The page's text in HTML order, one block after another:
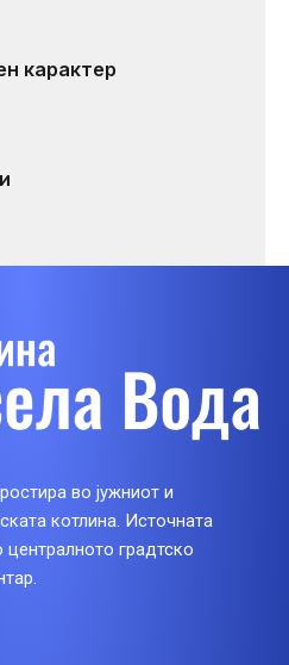
карактер
во јужниот и
котлина. Источната
градтско